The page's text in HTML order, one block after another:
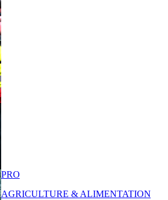
PRO
AGRICULTURE & ALIMENTATION